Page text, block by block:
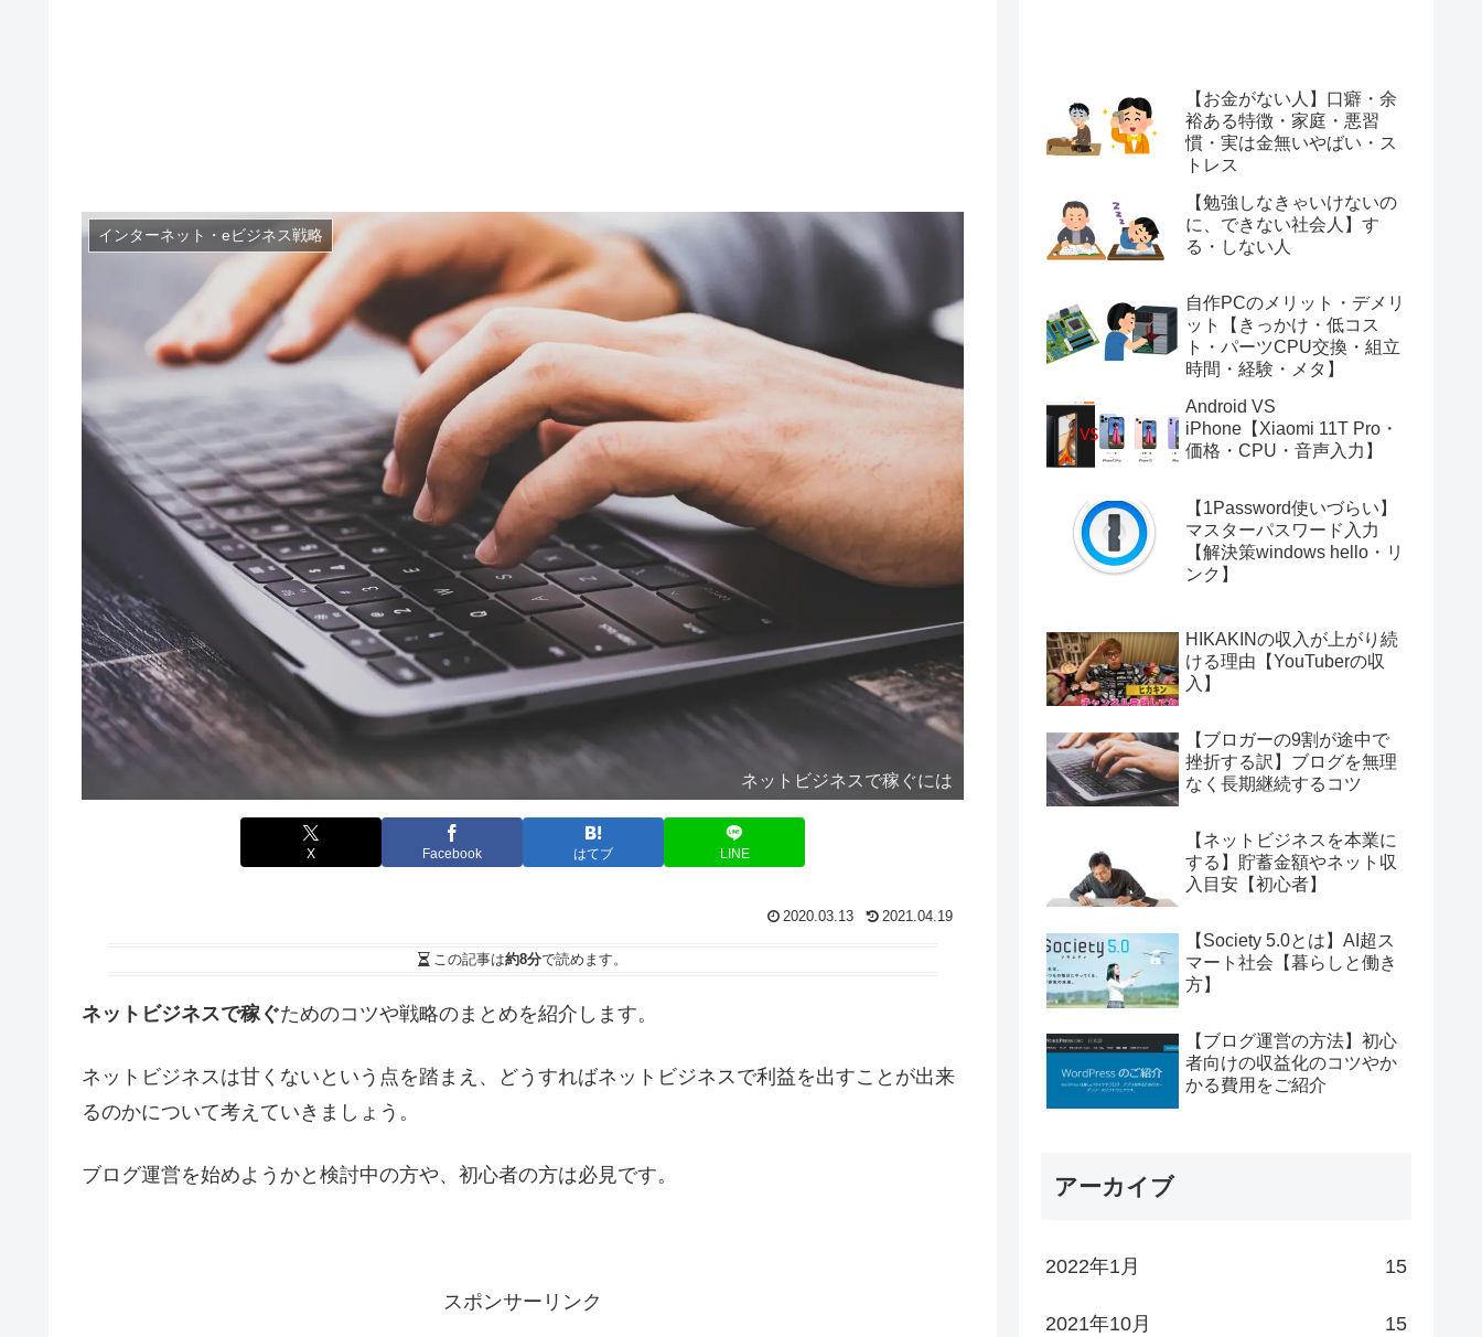
インターネット・eビジネス戦略
ネットビジネスで稼ぐには
X Facebook はてブ LINE
2020.03.13 2021.04.19
この記事は約8分で読めます。
ネットビジネスで稼ぐためのコツや戦略のまとめを紹介します。
ネットビジネスは甘くないという点を踏まえ、どうすればネットビジネスで利益を出すことが出来
るのかについて考えていきましょう。
ブログ運営を始めようかと検討中の方や、初心者の方は必見です。
スポンサーリンク
【お金がない人】口癖・余
裕ある特徴・家庭・悪習
慣・実は金無いやばい・ス
トレス
【勉強しなきゃいけないの
に、できない社会人】す
る・しない人
自作PCのメリット・デメリ
ット【きっかけ・低コス
ト・パーツCPU交換・組立
時間・経験・メタ】
Android VS
iPhone【Xiaomi 11T Pro・
価格・CPU・音声入力】
【1Password使いづらい】
マスターパスワード入力
【解決策windows hello・リ
ンク】
HIKAKINの収入が上がり続
ける理由【YouTuberの収
入】
【ブロガーの9割が途中で
挫折する訳】ブログを無理
なく長期継続するコツ
【ネットビジネスを本業に
する】貯蓄金額やネット収
入目安【初心者】
【Society 5.0とは】AI超ス
マート社会【暮らしと働き
方】
【ブログ運営の方法】初心
者向けの収益化のコツやか
かる費用をご紹介
アーカイブ
2022年1月 15
2021年10月 15